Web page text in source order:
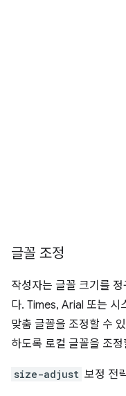
글꼴 조정
작성자는 글꼴 크기를
다. Times, Arial 또는 시
맞춤 글꼴을 조정할 수
하도록 로컬 글꼴을 조
size-adjust 보정 전